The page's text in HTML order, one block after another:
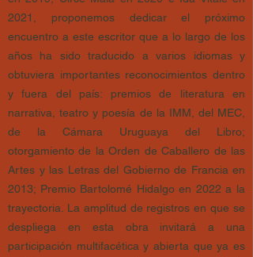
2021, proponemos dedicar el próximo
encuentro a este escritor que a lo largo de los
años ha sido traducido a varios idiomas y
obtuviera importantes reconocimientos dentro
y fuera del país: premios de literatura en
narrativa, teatro y poesía de la IMM, del MEC,
de la Cámara Uruguaya del Libro;
otorgamiento de la Orden de Caballero de las
Artes y las Letras del Gobierno de Francia en
2013; Premio Bartolomé Hidalgo en 2022 a la
trayectoria. La amplitud de registros en que se
despliega en esta obra invitará a una
participación multifacética y abierta que ya es